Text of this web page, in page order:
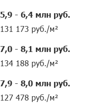
5,9 - 6,4 млн руб.
131 173 руб./м²
7,0 - 8,1 млн руб.
134 188 руб./м²
7,9 - 8,0 млн руб.
127 478 руб./м²